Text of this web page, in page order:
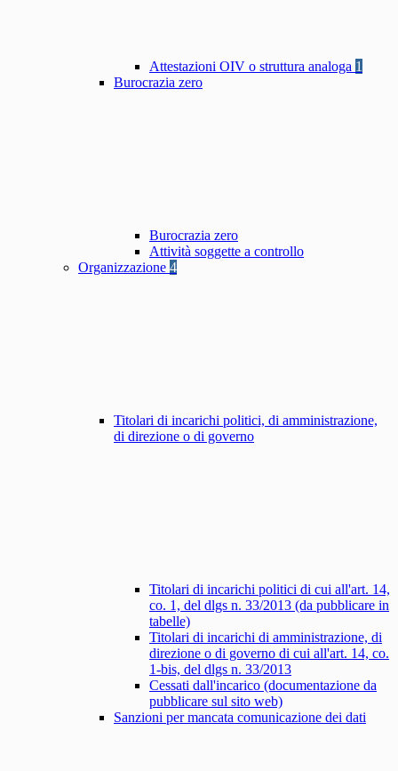
Attestazioni OIV o struttura analoga 1
Burocrazia zero
Burocrazia zero
Attività soggette a controllo
Organizzazione 4
Titolari di incarichi politici, di amministrazione,
di direzione o di governo
Titolari di incarichi politici di cui all'art. 14,
co. 1, del dlgs n. 33/2013 (da pubblicare in
tabelle)
Titolari di incarichi di amministrazione, di
direzione o di governo di cui all'art. 14, co.
1-bis, del dlgs n. 33/2013
Cessati dall'incarico (documentazione da
pubblicare sul sito web)
Sanzioni per mancata comunicazione dei dati